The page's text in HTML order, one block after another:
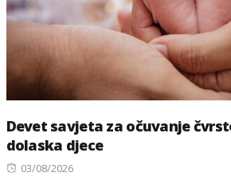
Devet savjeta za očuvanje
dolaska djece
Posted
03/08/2026